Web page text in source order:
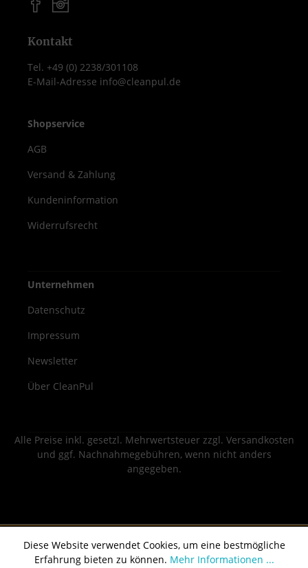
Kontakt
Tel. +49 (0) 2238/301108
E-Mail-Adresse info@cleanpul.de
Shopservice
AGB
Versand & Zahlung
Kundeninformation
Widerrufsrecht
Unternehmen
Datenschutz
Impressum
Newsletter
Über CleanPul
Alle Preise inkl. gesetzl. Mehrwertsteuer zzgl. Versandkosten
und ggf. Nachnahmegebühren, wenn nicht anders
angegeben.
Diese Website verwendet Cookies, um eine bestmögliche
Erfahrung bieten zu können. Mehr Informationen ...